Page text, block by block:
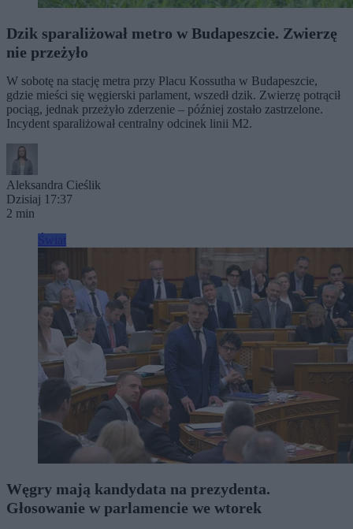
Dzik sparaliżował metro w Budapeszcie. Zwierzę
nie przeżyło
W sobotę na stację metra przy Placu Kossutha w Budapeszcie,
gdzie mieści się węgierski parlament, wszedł dzik. Zwierzę potrącił
pociąg, jednak przeżyło zderzenie – później zostało zastrzelone.
Incydent sparaliżował centralny odcinek linii M2.
Aleksandra Cieślik
Dzisiaj 17:37
2 min
Węgry mają kandydata na prezydenta.
Głosowanie w parlamencie we wtorek